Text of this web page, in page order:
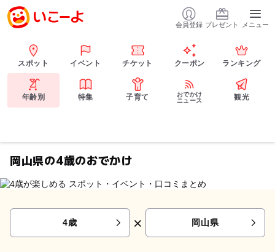
会員登録 プレゼント メニュー
スポット イベント チケット クーポン ランキング
年齢別 特集 子育て
おでかけ
ニュース
観光
岡山県の4歳のおでかけ
4歳 × 岡山県